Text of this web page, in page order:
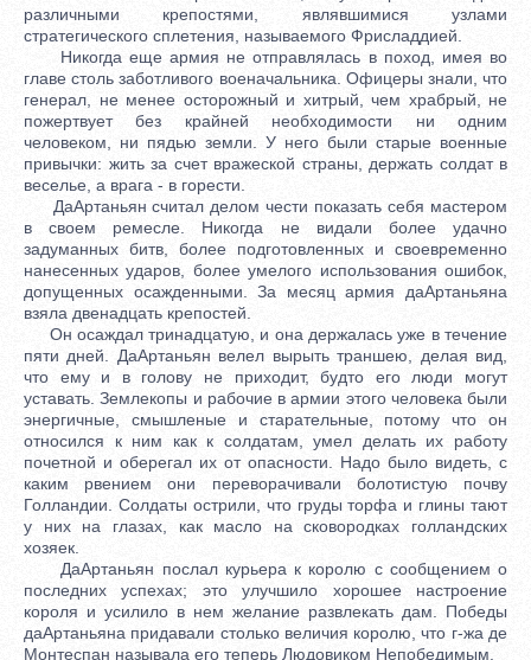
различными крепостями, являвшимися узлами
стратегического сплетения, называемого Фрисладдией.
Никогда еще армия не отправлялась в поход, имея во
главе столь заботливого военачальника. Офицеры знали, что
генерал, не менее осторожный и хитрый, чем храбрый, не
пожертвует без крайней необходимости ни одним
человеком, ни пядью земли. У него были старые военные
привычки: жить за счет вражеской страны, держать солдат в
веселье, а врага - в горести.
ДаАртаньян считал делом чести показать себя мастером
в своем ремесле. Никогда не видали более удачно
задуманных битв, более подготовленных и своевременно
нанесенных ударов, более умелого использования ошибок,
допущенных осажденными. За месяц армия даАртаньяна
взяла двенадцать крепостей.
Он осаждал тринадцатую, и она держалась уже в течение
пяти дней. ДаАртаньян велел вырыть траншею, делая вид,
что ему и в голову не приходит, будто его люди могут
уставать. Землекопы и рабочие в армии этого человека были
энергичные, смышленые и старательные, потому что он
относился к ним как к солдатам, умел делать их работу
почетной и оберегал их от опасности. Надо было видеть, с
каким рвением они переворачивали болотистую почву
Голландии. Солдаты острили, что груды торфа и глины тают
у них на глазах, как масло на сковородках голландских
хозяек.
ДаАртаньян послал курьера к королю с сообщением о
последних успехах; это улучшило хорошее настроение
короля и усилило в нем желание развлекать дам. Победы
даАртаньяна придавали столько величия королю, что г-жа де
Монтеспан называла его теперь Людовиком Непобедимым.